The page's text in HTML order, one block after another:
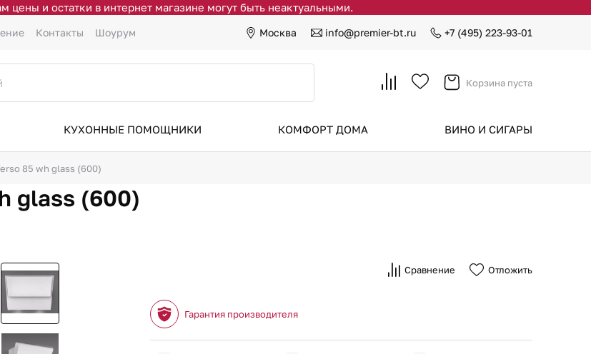
цены и остатки в интернет магазине могут быть неактуальными.
Контакты Шоурум Москва info@premier-bt.ru +7 (495) 223-93-01
Корзина пуста
КУХОННЫЕ ПОМОЩНИКИ КОМФОРТ ДОМА ВИНО И СИГАРЫ
85 wh glass (600)
glass (600)
Сравнение Отложить
Гарантия производителя